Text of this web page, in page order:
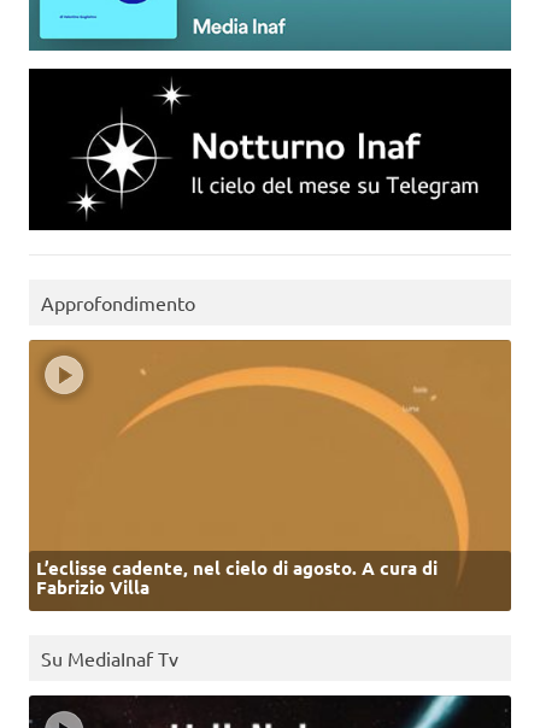
Approfondimento
L’eclisse cadente, nel cielo di agosto. A cura di
Fabrizio Villa
Su MediaInaf Tv